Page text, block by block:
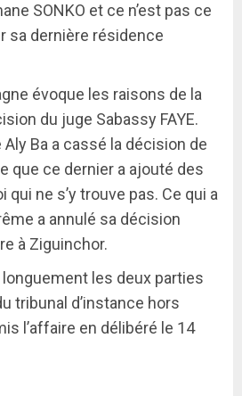
SONKO et ce n’est pas ce
sa dernière résidence
évoque les raisons de la
du juge Sabassy FAYE.
Ba a cassé la décision de
que ce dernier a ajouté des
qui ne s’y trouve pas. Ce qui a
a annulé sa décision
à Ziguinchor.
les deux parties
tribunal d’instance hors
l’affaire en délibéré le 14